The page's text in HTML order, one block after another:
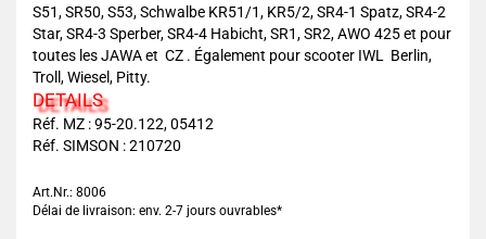
S51, SR50, S53, Schwalbe KR51/1, KR5/2, SR4-1 Spatz, SR4-2
Star, SR4-3 Sperber, SR4-4 Habicht, SR1, SR2, AWO 425 et pour
toutes les JAWA et CZ . Également pour scooter IWL Berlin,
Troll, Wiesel, Pitty.
DETAILS
Réf. MZ : 95-20.122, 05412
Réf. SIMSON : 210720
Art.Nr.: 8006
Délai de livraison: env. 2-7 jours ouvrables*